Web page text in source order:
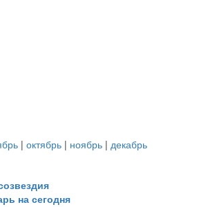
| октябрь | ноябрь | декабрь
на сегодня